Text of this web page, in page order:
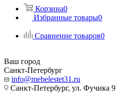
Корзина0
Избранные товары0
Сравнение товаров0
Ваш город
Санкт-Петербург
info@mebelestet31.ru
Санкт-Петербург, ул. Фучика